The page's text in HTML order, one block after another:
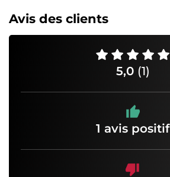
Avis des clients
5,0 (1)
1 avis positif